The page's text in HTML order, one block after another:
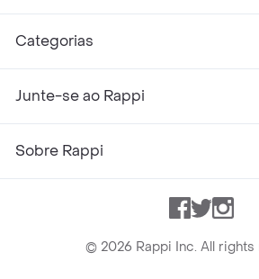
Categorias
Junte-se ao Rappi
Sobre Rappi
Facebook
Twitter
© 2026 Rappi Inc. All